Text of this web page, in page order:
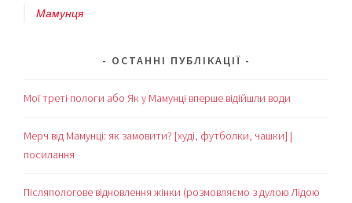
Мамунця
ОСТАННІ ПУБЛІКАЦІЇ
Мої треті пологи або Як у Мамунці вперше відійшли води
Мерч від Мамунці: як замовити? [худі, футболки, чашки] |
посилання
Післяпологове відновлення жінки (розмовляємо з дулою Лідою